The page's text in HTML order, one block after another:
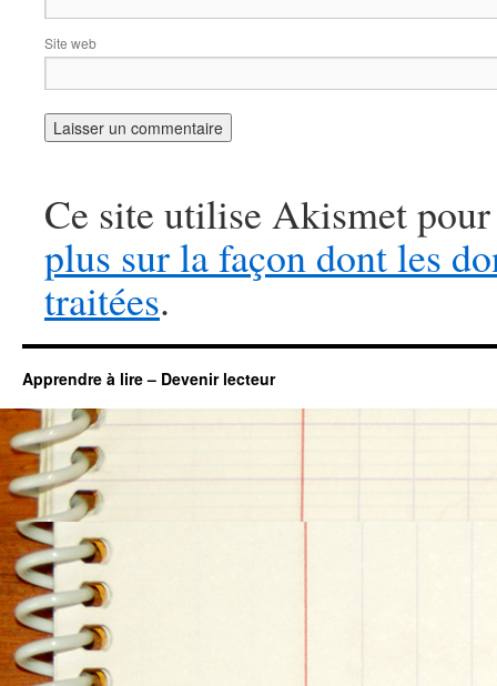
Site web
Ce site utilise Akismet
plus sur la façon dont les
traitées.
Apprendre à lire – Devenir lecteur